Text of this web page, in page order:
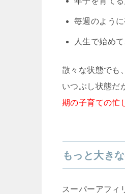
毎週のよう
人生で始め
散々な状態でも
いつぶし状態だ
期の子育ての忙
もっと大き
スーパーアフィ